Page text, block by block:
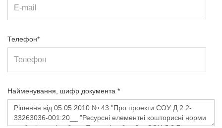
Телефон*
Найменування, шифр документа *